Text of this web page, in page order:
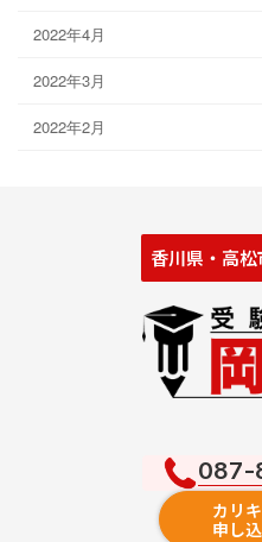
2022年4月
2022年3月
2022年2月
香川県・高
087-
カリ
申し